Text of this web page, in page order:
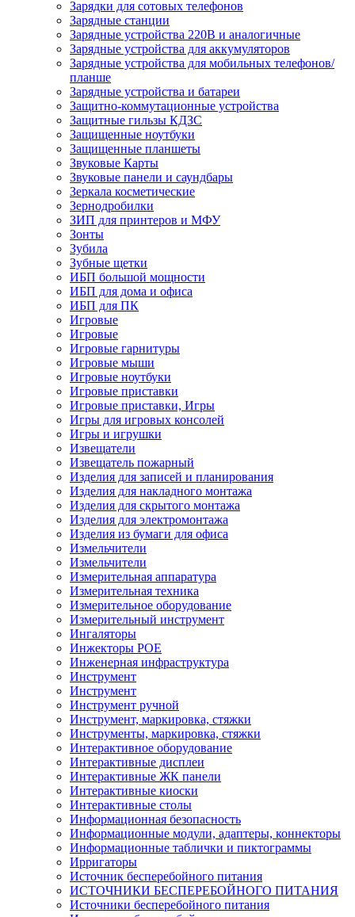
Зарядки для сотовых телефонов
Зарядные станции
Зарядные устройства 220В и аналогичные
Зарядные устройства для аккумуляторов
Зарядные устройства для мобильных телефонов/
планше
Зарядные устройства и батареи
Защитно-коммутационные устройства
Защитные гильзы КДЗС
Защищенные ноутбуки
Защищенные планшеты
Звуковые Карты
Звуковые панели и саундбары
Зеркала косметические
Зернодробилки
ЗИП для принтеров и МФУ
Зонты
Зубила
Зубные щетки
ИБП большой мощности
ИБП для дома и офиса
ИБП для ПК
Игровые
Игровые
Игровые гарнитуры
Игровые мыши
Игровые ноутбуки
Игровые приставки
Игровые приставки, Игры
Игры для игровых консолей
Игры и игрушки
Извещатели
Извещатель пожарный
Изделия для записей и планирования
Изделия для накладного монтажа
Изделия для скрытого монтажа
Изделия для электромонтажа
Изделия из бумаги для офиса
Измельчители
Измельчители
Измерительная аппаратура
Измерительная техника
Измерительное оборудование
Измерительный инструмент
Ингаляторы
Инжекторы POE
Инженерная инфраструктура
Инструмент
Инструмент
Инструмент ручной
Инструмент, маркировка, стяжки
Инструменты, маркировка, стяжки
Интерактивное оборудование
Интерактивные дисплеи
Интерактивные ЖК панели
Интерактивные киоски
Интерактивные столы
Информационная безопасность
Информационные модули, адаптеры, коннекторы
Информационные таблички и пиктограммы
Ирригаторы
Источник бесперебойного питания
ИСТОЧНИКИ БЕСПЕРЕБОЙНОГО ПИТАНИЯ
Источники бесперебойного питания